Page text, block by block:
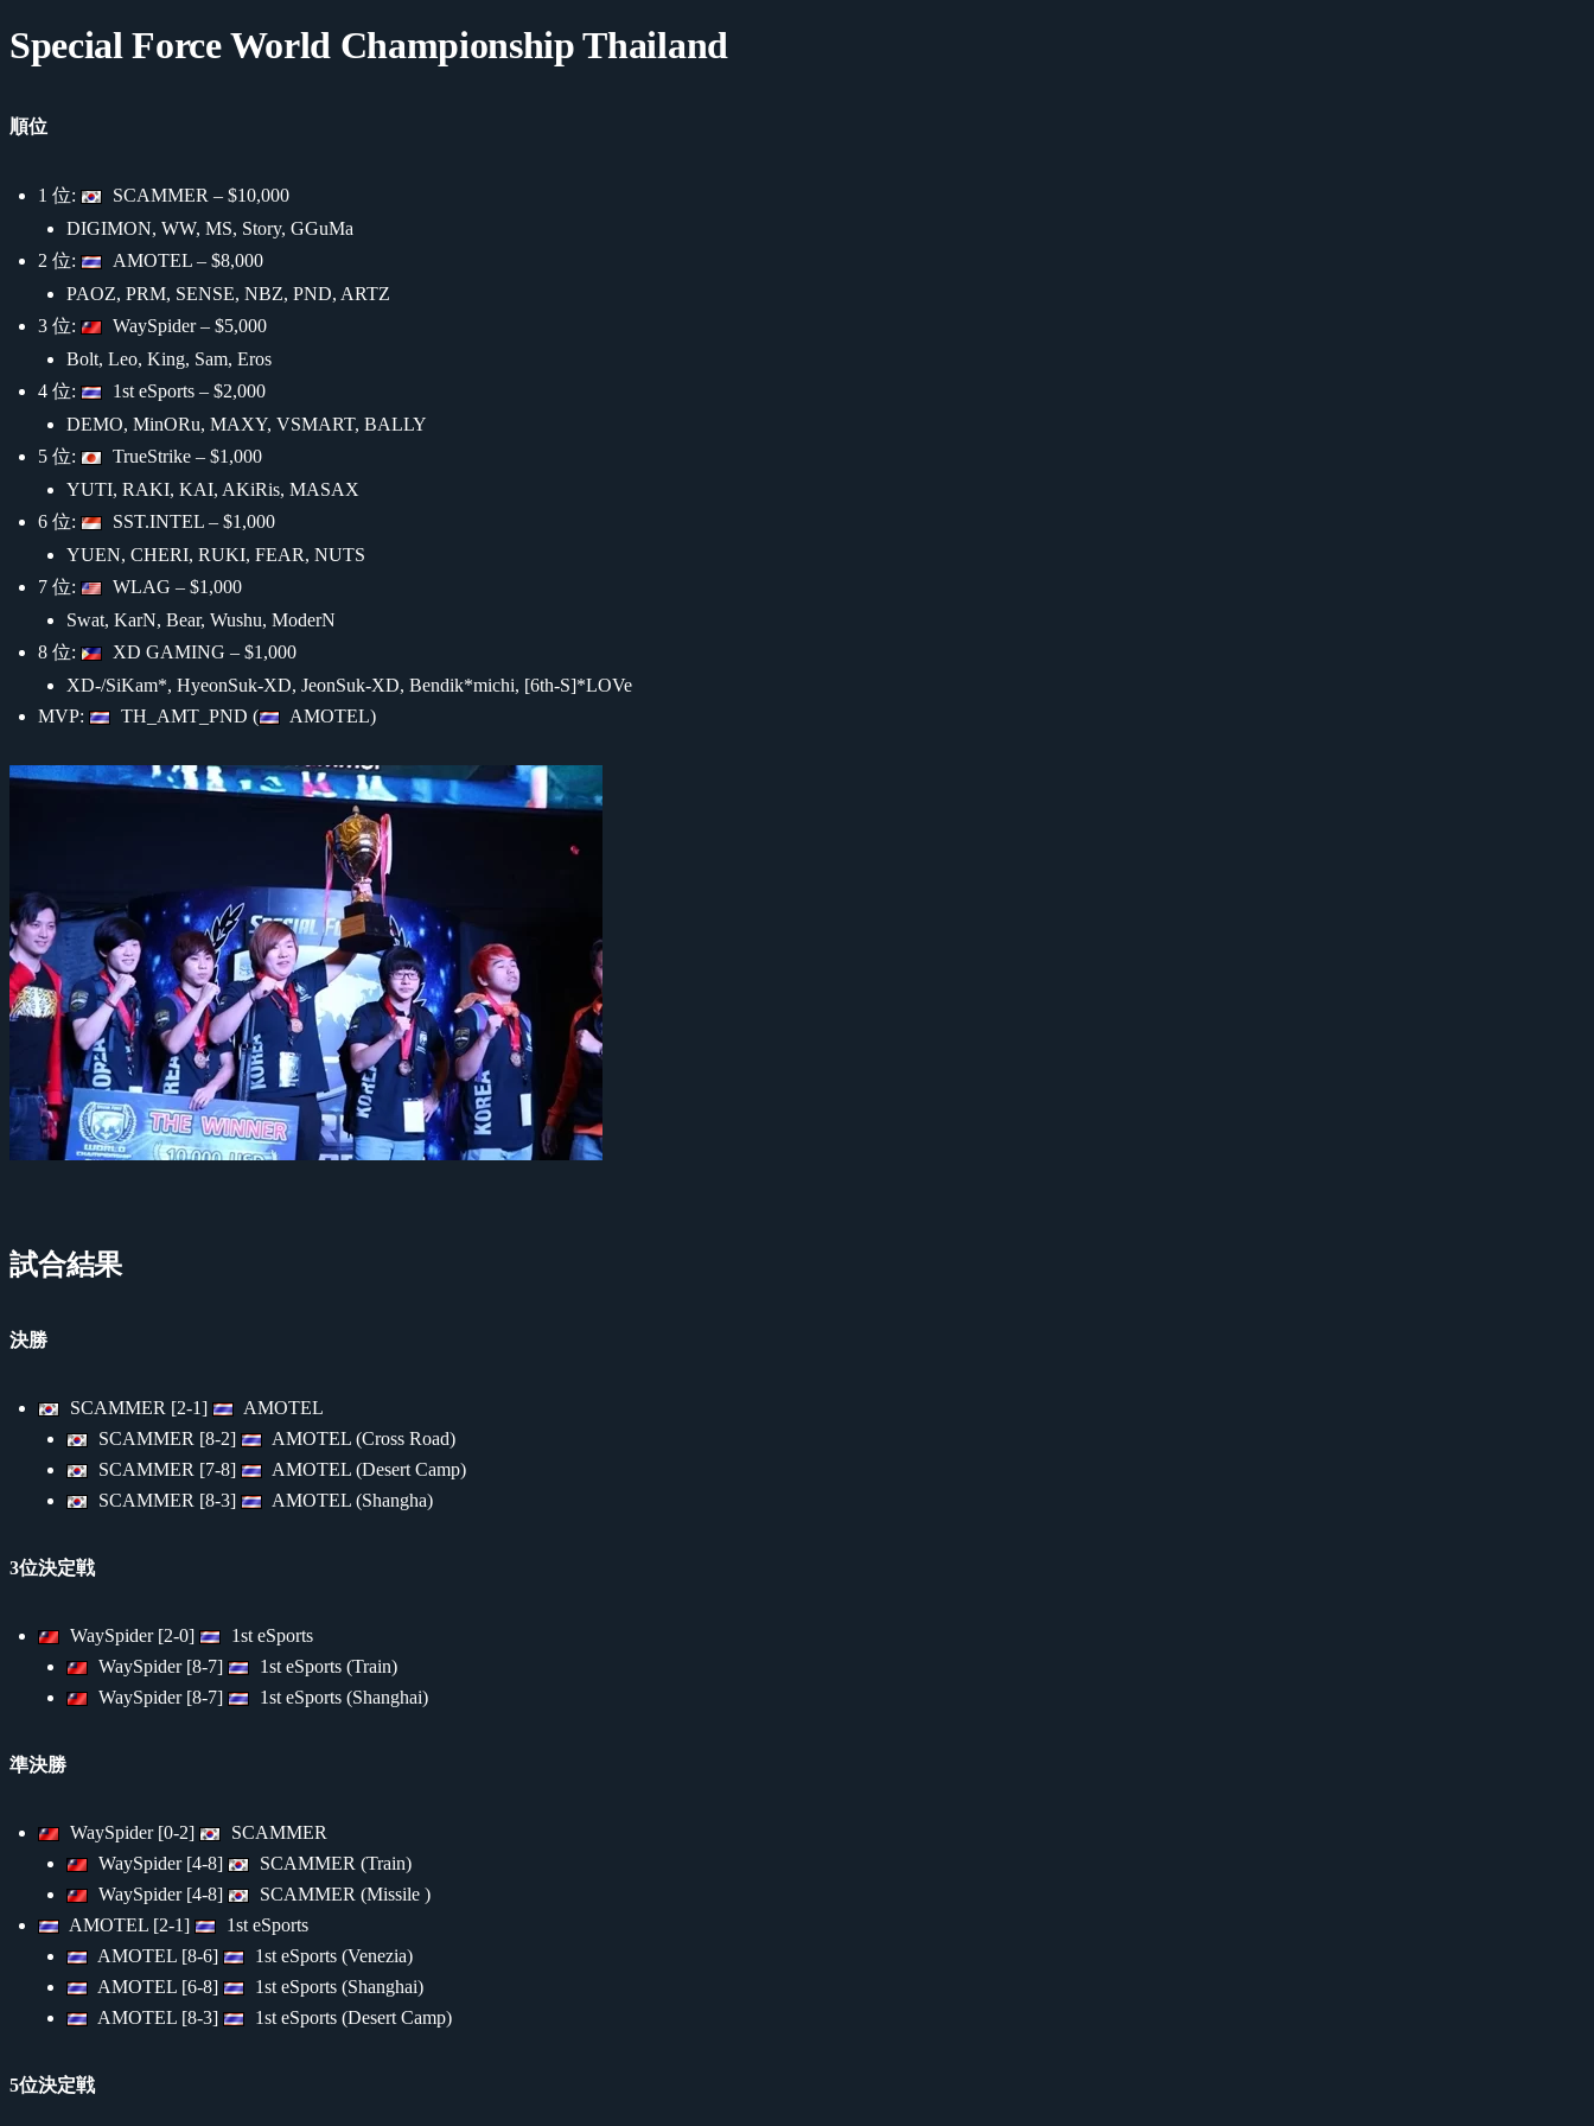
Special Force World Championship Thailand
順位
1 位:
SCAMMER – $10,000
DIGIMON, WW, MS, Story, GGuMa
2 位:
AMOTEL – $8,000
PAOZ, PRM, SENSE, NBZ, PND, ARTZ
3 位:
WaySpider – $5,000
Bolt, Leo, King, Sam, Eros
4 位:
1st eSports – $2,000
DEMO, MinORu, MAXY, VSMART, BALLY
5 位:
TrueStrike – $1,000
YUTI, RAKI, KAI, AKiRis, MASAX
6 位:
SST.INTEL – $1,000
YUEN, CHERI, RUKI, FEAR, NUTS
7 位:
WLAG – $1,000
Swat, KarN, Bear, Wushu, ModerN
8 位:
XD GAMING – $1,000
XD-/SiKam*, HyeonSuk-XD, JeonSuk-XD, Bendik*michi, [6th-S]*LOVe
MVP:
TH_AMT_PND ( AMOTEL)
試合結果
決勝
SCAMMER [2-1]
AMOTEL
SCAMMER [8-2]
AMOTEL (Cross Road)
SCAMMER [7-8]
AMOTEL (Desert Camp)
SCAMMER [8-3]
AMOTEL (Shangha)
3位決定戦
WaySpider [2-0]
1st eSports
WaySpider [8-7]
1st eSports (Train)
WaySpider [8-7]
1st eSports (Shanghai)
準決勝
WaySpider [0-2]
SCAMMER
WaySpider [4-8]
SCAMMER (Train)
WaySpider [4-8]
SCAMMER (Missile )
AMOTEL [2-1]
1st eSports
AMOTEL [8-6]
1st eSports (Venezia)
AMOTEL [6-8]
1st eSports (Shanghai)
AMOTEL [8-3]
1st eSports (Desert Camp)
5位決定戦